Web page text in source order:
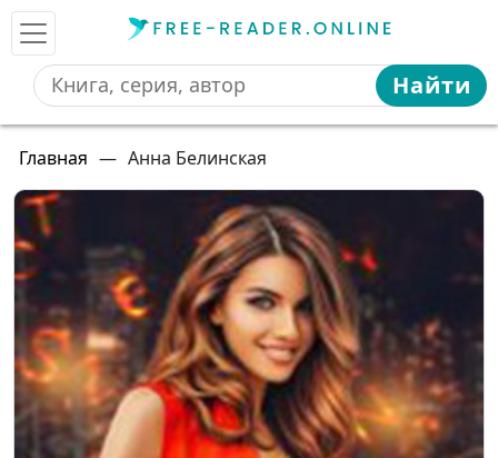
Найти
Главная — Анна Белинская